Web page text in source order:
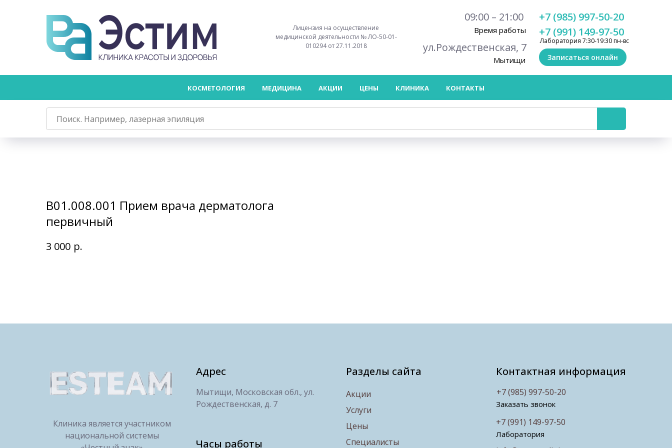
Время работы
Мытищи
ул.Рождественская, 7
09:00 – 21:00
Лаборатория 7:30-19:30 пн-вс
+7 (991) 149-97-50
+7 (985) 997-50-20
Лицензия на осуществление
медицинской деятельности № ЛО-50-01-
010294 от 27.11.2018
Записаться онлайн
КОСМЕТОЛОГИЯ МЕДИЦИНА АКЦИИ ЦЕНЫ КЛИНИКА КОНТАКТЫ
В01.008.001 Прием врача дерматолога
первичный
3 000 р.
Клиника является участником
национальной системы
Часы работы
Адрес
Мытищи, Московская обл., ул.
Рождественская, д. 7
Контактная информация
Разделы сайта
Акции
Услуги
Цены
Специалисты
Заказать звонок
Лаборатория
+7 (991) 149-97-50
+7 (985) 997-50-20